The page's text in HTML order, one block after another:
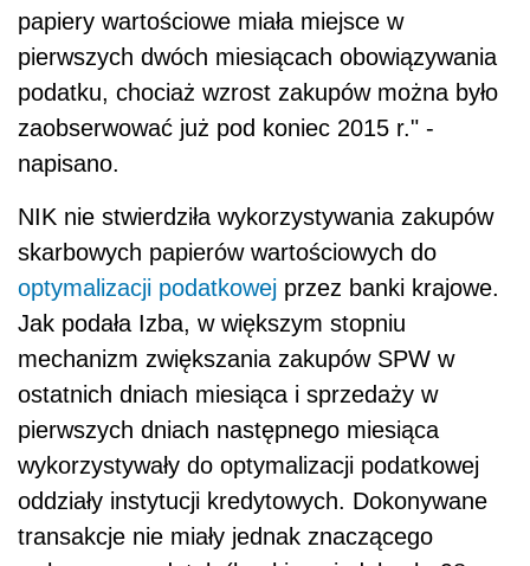
papiery wartościowe miała miejsce w
pierwszych dwóch miesiącach obowiązywania
podatku, chociaż wzrost zakupów można było
zaobserwować już pod koniec 2015 r." -
napisano.
NIK nie stwierdziła wykorzystywania zakupów
skarbowych papierów wartościowych do
optymalizacji podatkowej przez banki krajowe.
Jak podała Izba, w większym stopniu
mechanizm zwiększania zakupów SPW w
ostatnich dniach miesiąca i sprzedaży w
pierwszych dniach następnego miesiąca
wykorzystywały do optymalizacji podatkowej
oddziały instytucji kredytowych. Dokonywane
transakcje nie miały jednak znaczącego